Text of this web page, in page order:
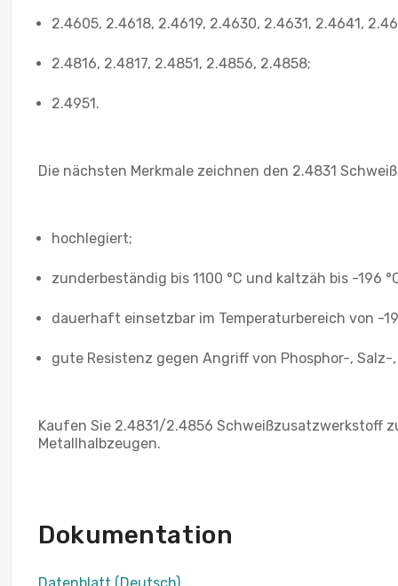
2.4605, 2.4618, 2.4619, 2.4630, 2.4631, 2.4641,
2.4816, 2.4817, 2.4851, 2.4856, 2.4858;
2.4951.
Die nächsten Merkmale zeichnen den 2.4831
hochlegiert;
zunderbeständig bis 1100 °C und kaltzäh bis -196
dauerhaft einsetzbar im Temperaturbereich von -
gute Resistenz gegen Angriff von Phosphor-,
Kaufen Sie 2.4831/2.4856 Schweißzusatzwerkstoff
Metallhalbzeugen.
Dokumentation